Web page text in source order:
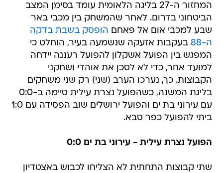
המחזור ה-27 בליגה הלאומית עומד בסימן המצב
הביטחוני בדרום. לאחר שהמשחק בין מכבי באר
שבע למכבי אום אל פאחם הופסק בשבת בדקה
ה-88
בעקבות אזעקה שנשמעה בעיר, הוחלט כי
המפגש בין הפועל אשקלון להפועל רעננה יידחה
למועד אחר, כדי לא לסכן את אוהדי ושחקני
הקבוצות. כך, נערכו הערב (שני) רק שני משחקים
בליגת המשנה, כשהפועל נצרת עילית סיימה ב-0:0
עם עירוני בת ים והפועל ירושלים שוב הפסידה עם 1:0
ביתי להפועל כפר סבא.
הפועל נצרת עילית - עירוני בת ים 0:0
שתי קבוצות התחתית לא הצליחו לכבוש באצטדיון